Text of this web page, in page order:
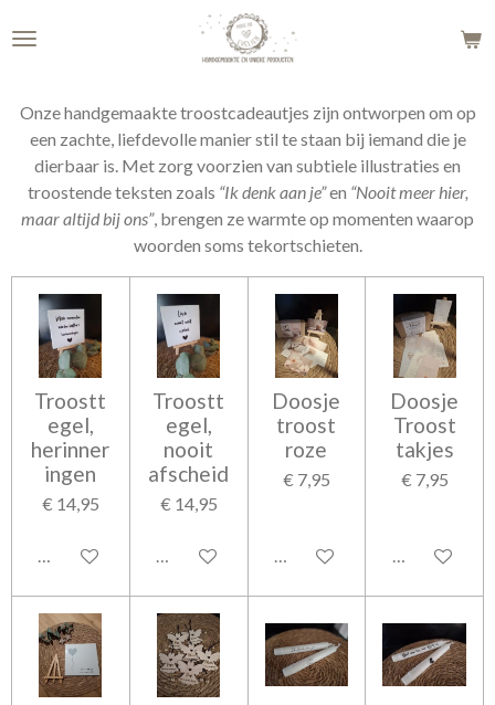
direct
hoofdinhoud
Onze handgemaakte troostcadeautjes zijn ontworpen om op
een zachte, liefdevolle manier stil te staan bij iemand die je
dierbaar is. Met zorg voorzien van subtiele illustraties en
troostende teksten zoals “Ik denk aan je”en “Nooit meer hier,
maar altijd bij ons”, brengen ze warmte op momenten waarop
woorden soms tekortschieten.
Troostt
egel,
herinner
ingen
€ 14,95
Bekijk details
Troostt
egel,
nooit
afscheid
€ 14,95
Bekijk details
Doosje
troost
roze
€ 7,95
Bekijk details
Doosje
Troost
takjes
€ 7,95
Bekijk details